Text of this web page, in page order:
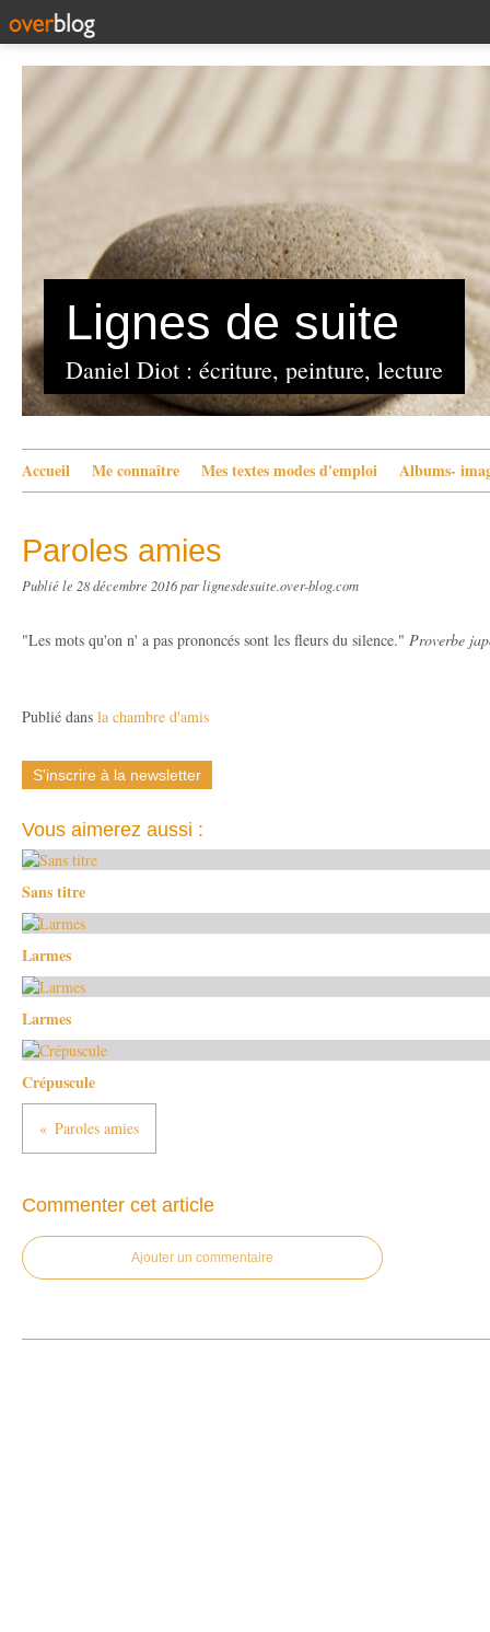
Lignes de suite
Daniel Diot : écriture, peinture, lecture
Accueil Me connaître Mes textes modes d'emploi Albums-
Paroles amies
Publié le 28 décembre 2016par lignesdesuite.over-blog.com
"Les mots qu'on n' a pas prononcés sont les fleurs du silence." Proverbe
Publié dans la chambre d'amis
S'inscrire à la newsletter
Vous aimerez aussi :
Sans titre
Larmes
Larmes
Crépuscule
Paroles amies
Commenter cet article
Ajouter un commentaire